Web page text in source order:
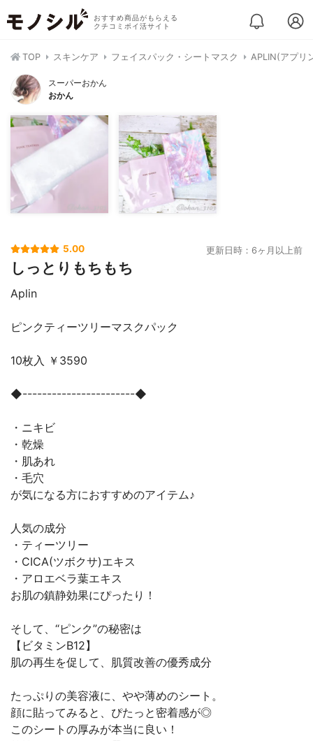
おすすめ商品がもらえる
クチコミポイ活サイト
TOP スキンケア フェイスパック・シートマスク APLIN(アプリ
スーパーおかん
おかん
5.00 更新日時：6ヶ月以上前
しっとりもちもち
Aplin
ピンクティーツリーマスクパック
10枚入 ￥3590
◆-----------------------◆
・ニキビ
・乾燥
・肌あれ
・毛穴
が気になる方におすすめのアイテム♪
人気の成分
・ティーツリー
・CICA(ツボクサ)エキス
・アロエベラ葉エキス
お肌の鎮静効果にぴったり！
そして、“ピンク”の秘密は
【ビタミンB12】
肌の再生を促して、肌質改善の優秀成分
たっぷりの美容液に、やや薄めのシート。
顔に貼ってみると、ぴたっと密着感が◎
このシートの厚みが本当に良い！